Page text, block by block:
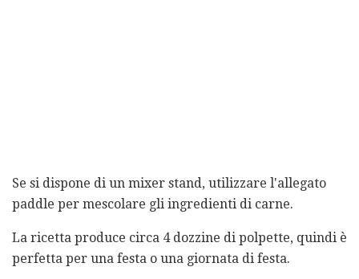
Se si dispone di un mixer stand, utilizzare l'allegato
paddle per mescolare gli ingredienti di carne.
La ricetta produce circa 4 dozzine di polpette, quindi è
perfetta per una festa o una giornata di festa.